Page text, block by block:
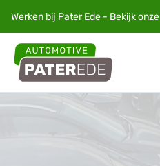
Werken bij Pater Ede - Bekijk onze